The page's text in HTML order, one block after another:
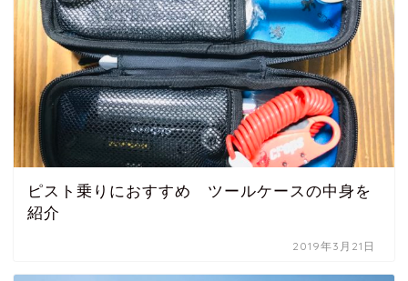
ピスト乗りにおすすめ ツールケースの中身を
紹介
2019年3月21日